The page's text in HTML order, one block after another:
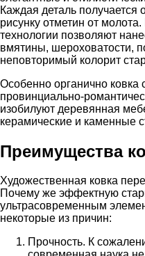
Каждая деталь получается
рисунку отметин от
технологии позволяют
вмятины, шероховатости,
неповторимый колорит
Особенно органично ковка
провинциально-
изобилуют деревянная
керамические и каменные
Преимущества
Художественная ковка
Почему же эффектную
ультрасовременным
некоторые из причин:
Прочность. К